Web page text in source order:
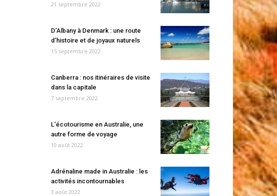
21 septembre 2022
D’Albany à Denmark : une route
d’histoire et de joyaux naturels
15 septembre 2022
Canberra : nos itinéraires de visite
dans la capitale
7 septembre 2022
L’écotourisme en Australie, une
autre forme de voyage
10 août 2022
Adrénaline made in Australie : les
activités incontournables
3 août 2022